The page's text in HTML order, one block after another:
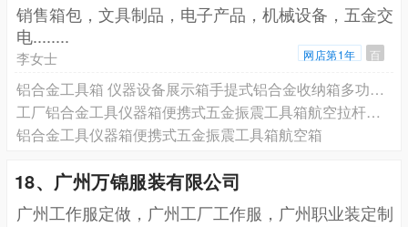
销售箱包，文具制品，电子产品，机械设备，五金交
电........
李女士 网店第1年 百
铝合金工具箱 仪器设备展示箱手提式铝合金收纳箱多功能铝箱批发
工厂铝合金工具仪器箱便携式五金振震工具箱航空拉杆手提
铝合金工具仪器箱便携式五金振震工具箱航空箱
18、广州万锦服装有限公司
广州工作服定做，广州工厂工作服，广州职业装定制